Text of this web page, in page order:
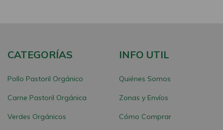
CATEGORÍAS
Pollo Pastoril Orgánico
Carne Pastoril Orgánica
Verdes Orgánicos
INFO UTIL
Quiénes Somos
Zonas y Envíos
Cómo Comprar